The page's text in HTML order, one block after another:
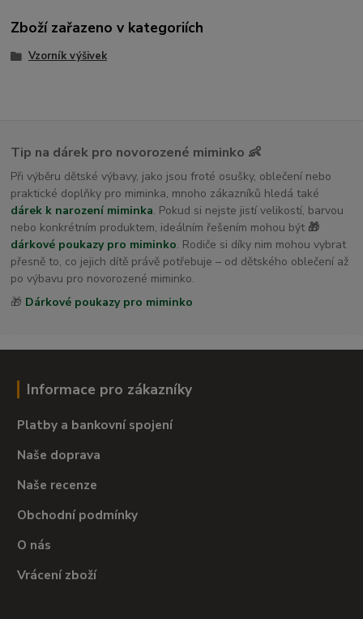
Zboží zařazeno v kategoriích
Vzorník výšivek
Tip na dárek pro novorozené miminko 👶
Při výběru dětské výbavy, jako jsou froté osušky, oblečení nebo
praktické doplňky pro miminka, mnoho zákazníků hledá také
dárek k narození miminka. Pokud si nejste jistí velikostí, barvou
nebo konkrétním produktem, ideálním řešením mohou být 🎁
dárkové poukazy pro miminko. Rodiče si díky nim mohou vybrat
přesně to, co jejich dítě právě potřebuje – od dětského oblečení až
po výbavu pro novorozené miminko.
🎁 Dárkové poukazy pro miminko
Informace pro zákazníky
Platby a bankovní spojení
Naše doprava
Naše recenze
Obchodní podmínky
O nás
Vrácení zboží